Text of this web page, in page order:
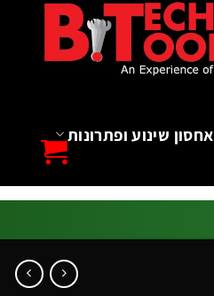
אחסון שינוע ופתרונות